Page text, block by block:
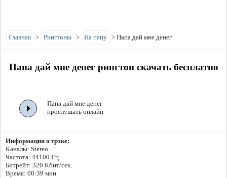
Главная > Рингтоны > На папу > Папа дай мне денег
Папа дай мне денег рингтон скачать бесплатно
Папа дай мне денег
прослушать онлайн
Информация о трэке:
Каналы: Stereo
Частота: 44100 Гц
Битрейт: 320 Кбит/сек.
Время: 00:39 мин